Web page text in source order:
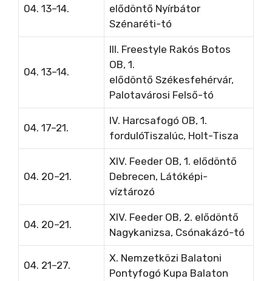
04. 13–14.
elődöntő Nyírbátor
Szénaréti-tó
04. 13–14.
III. Freestyle Rakós Botos
OB, 1.
elődöntő Székesfehérvár,
Palotavárosi Felső-tó
04. 17–21.
IV. Harcsafogó OB, 1.
fordulóTiszalúc, Holt-Tisza
04. 20–21.
XIV. Feeder OB, 1. elődöntő
Debrecen, Látóképi-
víztározó
04. 20–21.
XIV. Feeder OB, 2. elődöntő
Nagykanizsa, Csónakázó-tó
04. 21–27.
X. Nemzetközi Balatoni
Pontyfogó Kupa Balaton